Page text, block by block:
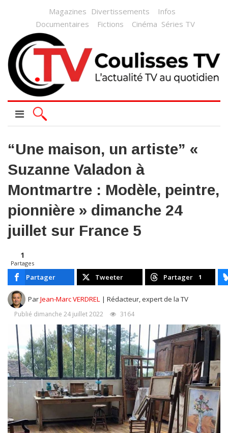
Magazines Divertissements
Infos
Documentaires
Fictions Cinéma Séries TV
“Une maison, un artiste” «
Suzanne Valadon à
Montmartre : Modèle, peintre,
pionnière » dimanche 24
juillet sur France 5
1
Partages
Partager Tweeter Partager 1
ParJean-Marc VERDREL | Rédacteur, expert de la TV
Publié dimanche 24 juillet 2022 3164